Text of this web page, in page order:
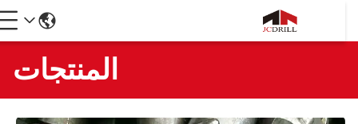
المنتجات